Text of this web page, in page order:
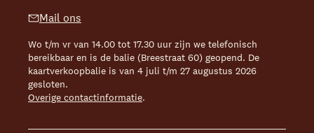
Mail ons
Wo t/m vr van 14.00 tot 17.30 uur zijn we telefonisch
bereikbaar en is de balie (Breestraat 60) geopend. De
kaartverkoopbalie is van 4 juli t/m 27 augustus 2026
gesloten.
Overige contactinformatie.